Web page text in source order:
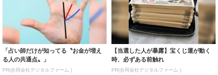
「占い師だけが知ってる〝お金が増え
る人の共通点〟」
PR(合同会社デジタルファーム )
【当選した人が暴露】宝くじ運が動く
時、必ずある前触れ
PR(合同会社デジタルファーム )